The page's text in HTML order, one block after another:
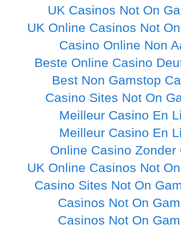
UK Casinos Not On
UK Online Casinos Not
Casino Online Non
Beste Online Casino
Best Non Gamstop
Casino Sites Not On
Meilleur Casino En
Meilleur Casino En
Online Casino Zonder
UK Online Casinos Not
Casino Sites Not On
Casinos Not On
Casinos Not On